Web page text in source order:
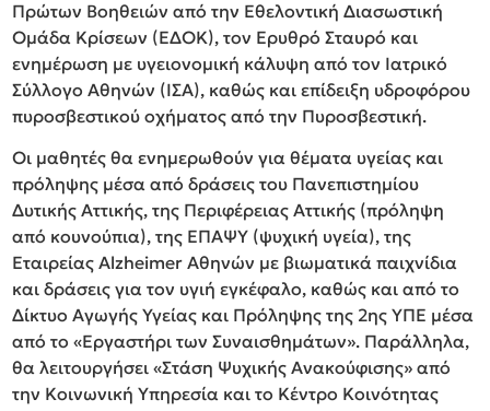
Πρώτων Βοηθειών από την Εθελοντική Διασωστική
Ομάδα Κρίσεων (ΕΔΟΚ), τον Ερυθρό Σταυρό και
ενημέρωση με υγειονομική κάλυψη από τον Ιατρικό
Σύλλογο Αθηνών (ΙΣΑ), καθώς και επίδειξη υδροφόρου
πυροσβεστικού οχήματος από την Πυροσβεστική.
Οι μαθητές θα ενημερωθούν για θέματα υγείας και
πρόληψης μέσα από δράσεις του Πανεπιστημίου
Δυτικής Αττικής, της Περιφέρειας Αττικής (πρόληψη
από κουνούπια), της ΕΠΑΨΥ (ψυχική υγεία), της
Εταιρείας Alzheimer Αθηνών με βιωματικά παιχνίδια
και δράσεις για τον υγιή εγκέφαλο, καθώς και από το
Δίκτυο Αγωγής Υγείας και Πρόληψης της 2ης ΥΠΕ μέσα
από το «Εργαστήρι των Συναισθημάτων». Παράλληλα,
θα λειτουργήσει «Στάση Ψυχικής Ανακούφισης» από
την Κοινωνική Υπηρεσία και το Κέντρο Κοινότητας